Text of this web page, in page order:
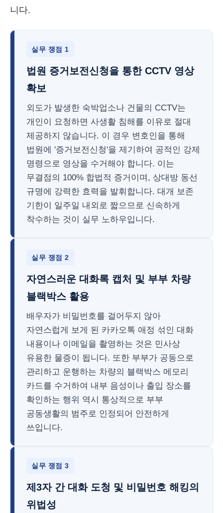
니다.
실무 쟁점 1
법원 증거보전신청을 통한 CCTV 영상
확보
외도가 발생한 숙박업소나 건물의 CCTV는
개인이 요청하면 사생활 침해를 이유로 절대
제공하지 않습니다. 이 경우 변호인을 통해
법원에 '증거보전신청'을 제기하여 공적인 강제
명령으로 영상을 수거해야 합니다. 이는
무결점의 100% 합법적 증거이며, 상대방 동선
규명에 강력한 효력을 발휘합니다. 대개 보존
기한이 일주일 내외로 짧으므로 신속하게
착수하는 것이 실무 노하우입니다.
실무 쟁점 2
자연스러운 대화록 캡처 및 부부 차량
블랙박스 활용
배우자가 비밀번호를 걸어두지 않아
자연스럽게 보게 된 카카오톡 애정 섞인 대화
내용이나 이메일을 촬영하는 것은 민사상
유용한 물증이 됩니다. 또한 부부가 공동으로
관리하고 운행하는 차량의 블랙박스 메모리
카드를 수거하여 내부 음성이나 출입 장소를
확인하는 행위 역시 통상적으로 부부
공동생활의 범주로 인정되어 안전하게
쓰입니다.
실무 쟁점 3
제3자 간 대화 도청 및 비밀번호 해킹의
위법성